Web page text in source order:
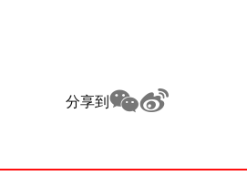
分享到